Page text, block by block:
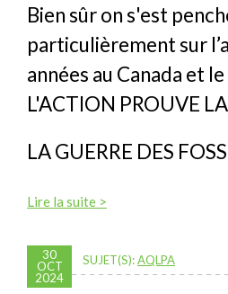
Bien sûr on s'est
particulièrement sur
années au Canada et
L'ACTION PROUVE
LA GUERRE DES
Lire la suite >
30
OCT
2024
SUJET(S):AQLPA